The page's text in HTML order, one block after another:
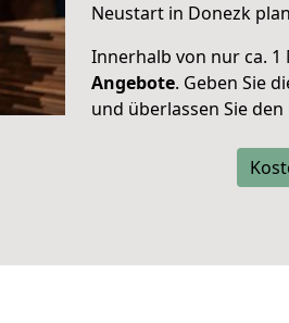
Neustart in Donezk
Innerhalb von nur ca.
Angebote. Geben Sie
und überlassen Sie